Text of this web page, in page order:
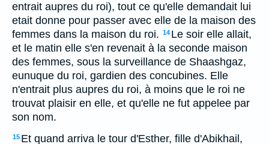
entrait aupres du roi), tout ce qu'elle demandait lui
etait donne pour passer avec elle de la maison des
femmes dans la maison du roi. 14 Le soir elle allait,
et le matin elle s'en revenait à la seconde maison
des femmes, sous la surveillance de Shaashgaz,
eunuque du roi, gardien des concubines. Elle
n'entrait plus aupres du roi, à moins que le roi ne
trouvat plaisir en elle, et qu'elle ne fut appelee par
son nom.
15 Et quand arriva le tour d'Esther, fille d'Abikhail,